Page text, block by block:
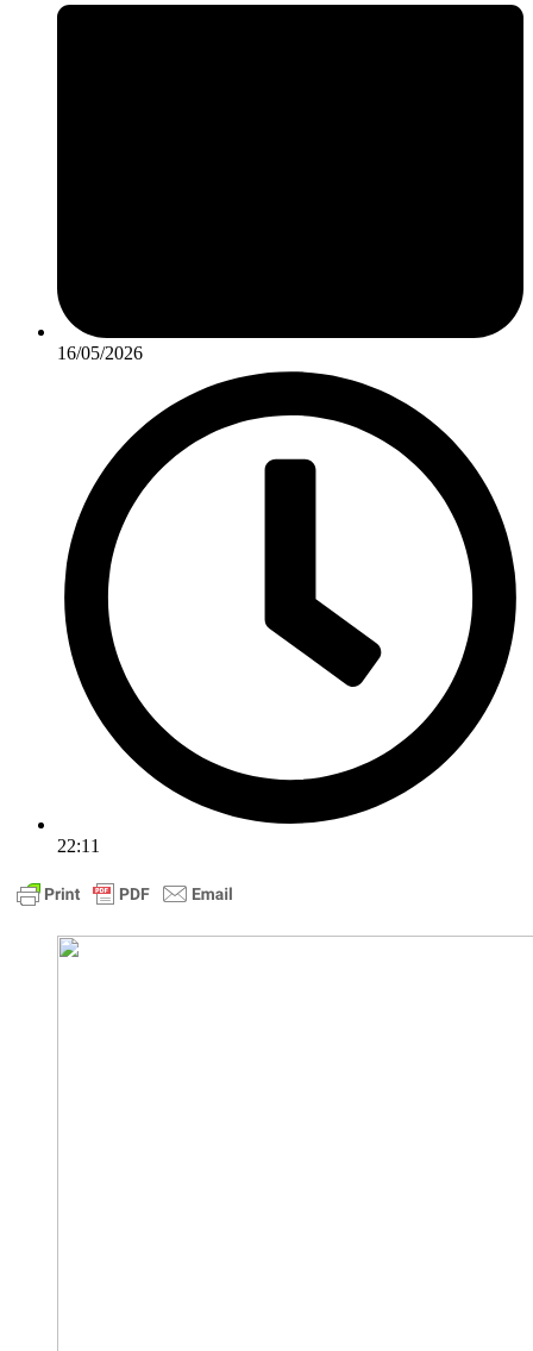
16/05/2026
22:11